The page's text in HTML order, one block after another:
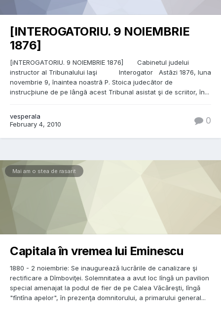
[INTEROGATORIU. 9 NOIEMBRIE
1876]
[iNTEROGATORIU. 9 NOIEMBRIE 1876] Cabinetul judelui
instructor al Tribunalului Iaşi Interogator Astãzi 1876, luna
novembrie 9, înaintea noastrã P. Stoica judecãtor de
instrucþiune de pe lângã acest Tribunal asistat şi de scriitor, în...
vesperala
February 4, 2010
0
Mai am o stea de rasarit
Capitala în vremea lui Eminescu
1880 - 2 noiembrie: Se inaugurează lucrările de canalizare şi
rectificare a Dîmboviţei. Solemnitatea a avut loc lîngă un pavilion
special amenajat la podul de fier de pe Calea Văcăreşti, lîngă
"fîntîna apelor", în prezenţa domnitorului, a primarului general...